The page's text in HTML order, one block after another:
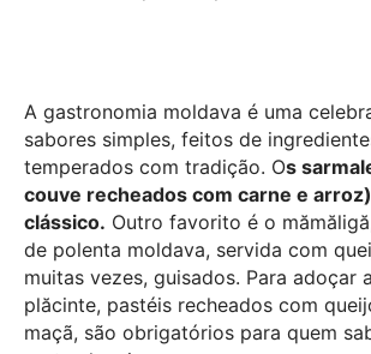
A gastronomia moldava é uma
sabores simples, feitos de
temperados com tradição. Os
couve recheados com carne e
clássico. Outro favorito é o
de polenta moldava, servida com
muitas vezes, guisados. Para adoçar
plăcinte, pastéis recheados com
maçã, são obrigatórios para quem